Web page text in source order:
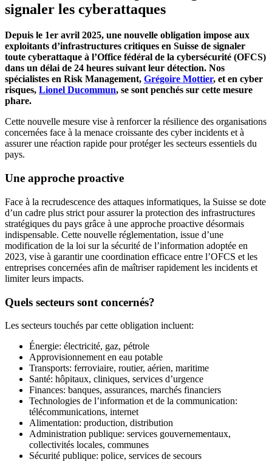
signaler les cyberattaques
Depuis le 1er avril 2025, une nouvelle obligation impose aux
exploitants d’infrastructures critiques en Suisse de signaler
toute cyberattaque à l’Office fédéral de la cybersécurité (OFCS)
dans un délai de 24 heures suivant leur détection. Nos
spécialistes en Risk Management, Grégoire Mottier, et en cyber
risques, Lionel Ducommun, se sont penchés sur cette mesure
phare.
Cette nouvelle mesure vise à renforcer la résilience des organisations
concernées face à la menace croissante des cyber incidents et à
assurer une réaction rapide pour protéger les secteurs essentiels du
pays.
Une approche proactive
Face à la recrudescence des attaques informatiques, la Suisse se dote
d’un cadre plus strict pour assurer la protection des infrastructures
stratégiques du pays grâce à une approche proactive désormais
indispensable. Cette nouvelle réglementation, issue d’une
modification de la loi sur la sécurité de l’information adoptée en
2023, vise à garantir une coordination efficace entre l’OFCS et les
entreprises concernées afin de maîtriser rapidement les incidents et
limiter leurs impacts.
Quels secteurs sont concernés?
Les secteurs touchés par cette obligation incluent:
Énergie: électricité, gaz, pétrole
Approvisionnement en eau potable
Transports: ferroviaire, routier, aérien, maritime
Santé: hôpitaux, cliniques, services d’urgence
Finances: banques, assurances, marchés financiers
Technologies de l’information et de la communication:
télécommunications, internet
Alimentation: production, distribution
Administration publique: services gouvernementaux,
collectivités locales, communes
Sécurité publique: police, services de secours